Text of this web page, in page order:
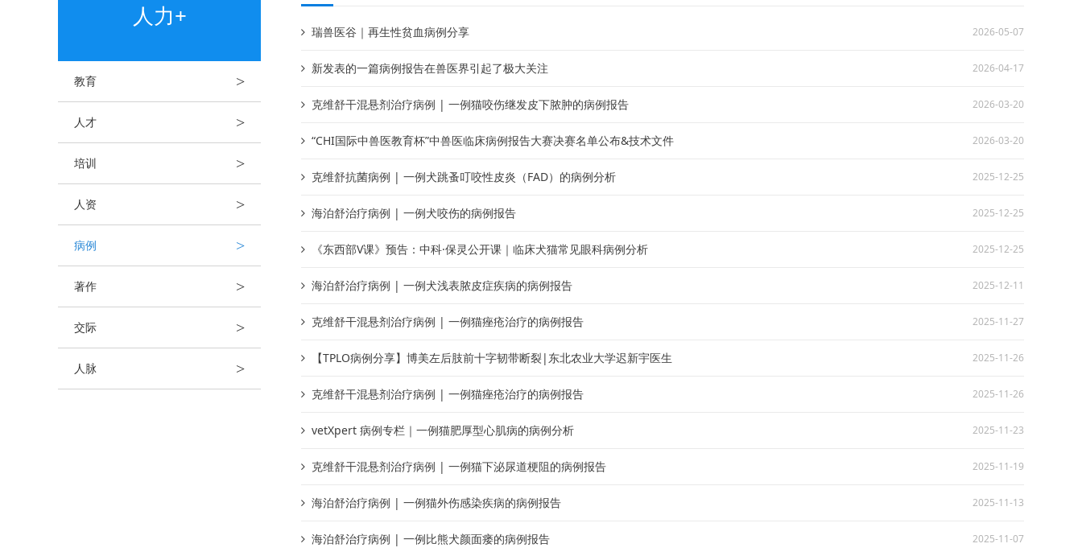
人力+
教育 >
人才 >
培训 >
人资 >
病例 >
著作 >
交际 >
人脉 >
瑞兽医谷｜再生性贫血病例分享 2026-05-07
新发表的一篇病例报告在兽医界引起了极大关注 2026-04-17
克维舒干混悬剂治疗病例 | 一例猫咬伤继发皮下脓肿的病例报告 2026-03-20
“CHI国际中兽医教育杯”中兽医临床病例报告大赛决赛名单公布&技术文件 2026-03-20
克维舒抗菌病例 | 一例犬跳蚤叮咬性皮炎（FAD）的病例分析 2025-12-25
海泊舒治疗病例 | 一例犬咬伤的病例报告 2025-12-25
《东西部V课》预告：中科·保灵公开课｜临床犬猫常见眼科病例分析 2025-12-25
海泊舒治疗病例 | 一例犬浅表脓皮症疾病的病例报告 2025-12-11
克维舒干混悬剂治疗病例 | 一例猫痤疮治疗的病例报告 2025-11-27
【TPLO病例分享】博美左后肢前十字韧带断裂|东北农业大学迟新宇医生 2025-11-26
克维舒干混悬剂治疗病例 | 一例猫痤疮治疗的病例报告 2025-11-26
vetXpert 病例专栏｜一例猫肥厚型心肌病的病例分析 2025-11-23
克维舒干混悬剂治疗病例 | 一例猫下泌尿道梗阻的病例报告 2025-11-19
海泊舒治疗病例 | 一例猫外伤感染疾病的病例报告 2025-11-13
海泊舒治疗病例 | 一例比熊犬颜面瘘的病例报告 2025-11-07